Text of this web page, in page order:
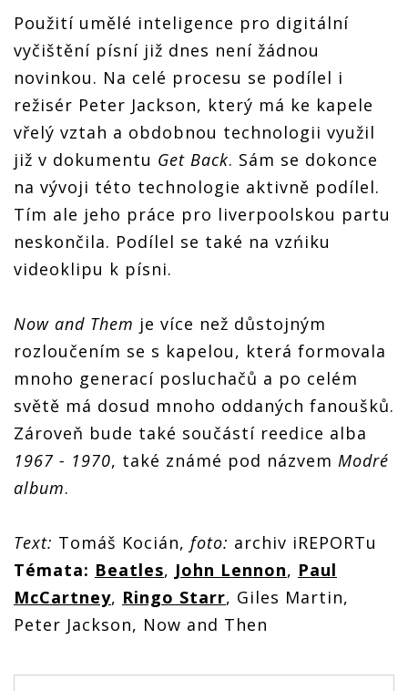
Použití umělé inteligence pro digitální
vyčištění písní již dnes není žádnou
novinkou. Na celé procesu se podílel i
režisér Peter Jackson, který má ke kapele
vřelý vztah a obdobnou technologii využil
již v dokumentu Get Back. Sám se dokonce
na vývoji této technologie aktivně podílel.
Tím ale jeho práce pro liverpoolskou partu
neskončila. Podílel se také na vzńiku
videoklipu k písni.
Now and Them je více než důstojným
rozloučením se s kapelou, která formovala
mnoho generací posluchačů a po celém
světě má dosud mnoho oddaných fanoušků.
Zároveň bude také součástí reedice alba
1967 - 1970, také známé pod názvem Modré
album.
Text: Tomáš Kocián, foto: archiv iREPORTu
Témata: Beatles, John Lennon, Paul
McCartney, Ringo Starr, Giles Martin,
Peter Jackson, Now and Then